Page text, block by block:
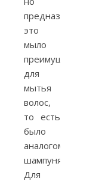
предназначалось
это
мыло
преимущественно
для
мытья
волос,
то есть
было
аналогом
шампуня.
Для